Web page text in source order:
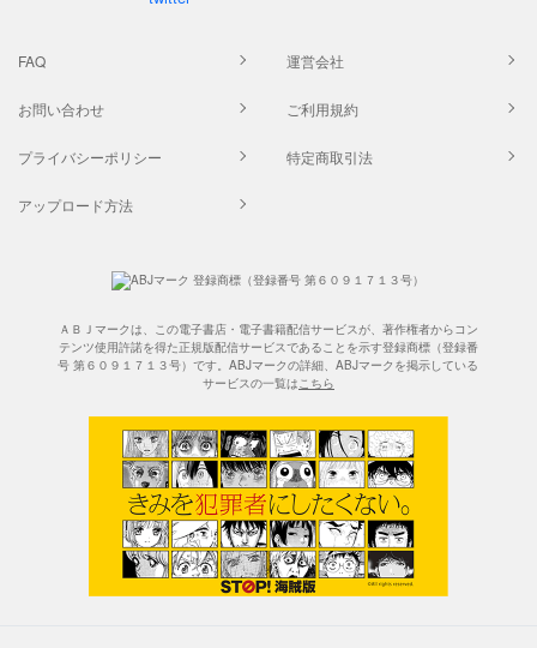
FAQ 運営会社
お問い合わせ ご利用規約
プライバシーポリシー 特定商取引法
アップロード方法
ＡＢＪマークは、この電子書店・電子書籍配信サービスが、著作権者からコン
テンツ使用許諾を得た正規版配信サービスであることを示す登録商標（登録番
号 第６０９１７１３号）です。ABJマークの詳細、ABJマークを掲示している
サービスの一覧はこちら